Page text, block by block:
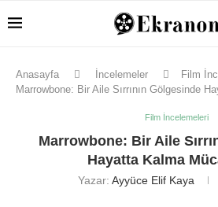
Anasayfa İncelemeler
Film
Marrowbone: Bir Aile Sırrının Gölgesinde
Film İncelemeleri
Marrowbone: Bir Aile
Hayatta Kalma
Yazar: Ayyüce Elif Kaya